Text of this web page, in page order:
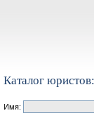
Каталог юристов:
Имя: